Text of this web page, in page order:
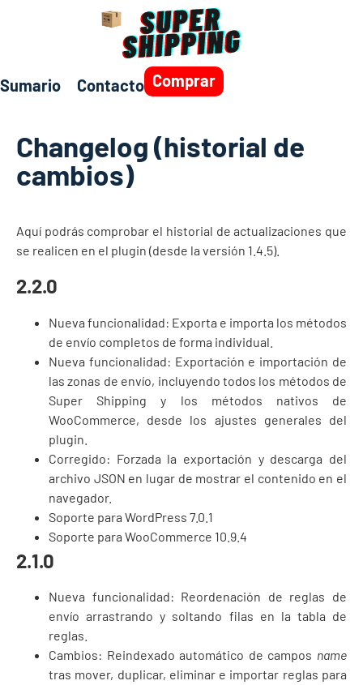
Sumario Contacto Comprar
Changelog (historial de
cambios)
Aquí podrás comprobar el historial de actualizaciones que
se realicen en el plugin (desde la versión 1.4.5).
2.2.0
Nueva funcionalidad: Exporta e importa los métodos
de envío completos de forma individual.
Nueva funcionalidad: Exportación e importación de
las zonas de envío, incluyendo todos los métodos de
Super Shipping y los métodos nativos de
WooCommerce, desde los ajustes generales del
plugin.
Corregido: Forzada la exportación y descarga del
archivo JSON en lugar de mostrar el contenido en el
navegador.
Soporte para WordPress 7.0.1
Soporte para WooCommerce 10.9.4
2.1.0
Nueva funcionalidad: Reordenación de reglas de
envío arrastrando y soltando filas en la tabla de
reglas.
Cambios: Reindexado automático de campos name
tras mover, duplicar, eliminar e importar reglas para